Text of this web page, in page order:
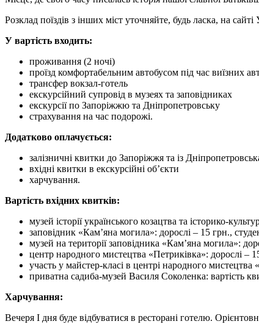
Розклад поїздів з інших міст уточняйте, будь ласка, на
У вартість входить:
проживання (2 ночі)
проїзд комфортабельним автобусом під час виїзних
трансфер вокзал-готель
екскурсійний супровід в музеях та заповідниках
екскурсії по Запоріжжю та Дніпропетровську
страхування на час подорожі.
Додатково оплачується:
залізничні квитки до Запоріжжя та із
вхідні квитки в екскурсійні об’єкти
харчування.
Вартість вхідних квитків:
музей історії українського козацтва та історико-
заповідник «Кам’яна могила»: дорослі – 15 грн.,
музей на території заповідника «Кам’яна могила»:
центр народного мистецтва «Петриківка»: дорослі –
участь у майстер-класі в центрі народного
приватна садиба-музей Василя Соколенка: вартість
Харчування:
Вечеря І дня буде відбуватися в ресторані готелю.